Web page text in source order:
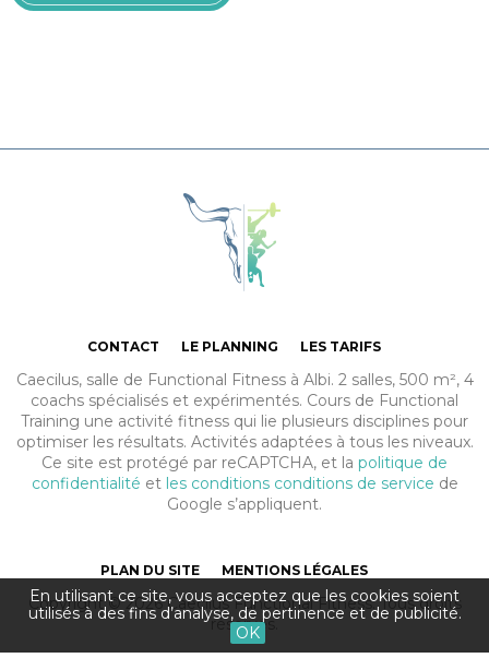
Caecilus Functional Fitness
CONTACT LE PLANNING LES TARIFS
Caecilus, salle de Functional Fitness à Albi. 2 salles, 500 m², 4
coachs spécialisés et expérimentés. Cours de Functional
Training une activité fitness qui lie plusieurs disciplines pour
optimiser les résultats. Activités adaptées à tous les niveaux.
Ce site est protégé par reCAPTCHA, et la politique de
confidentialité et les conditions conditions de service de
Google s’appliquent.
PLAN DU SITE MENTIONS LÉGALES
Copyright © 2026 Caecilus Functional Fitness. Tous droits
réservés.
En utilisant ce site, vous acceptez que les cookies soient
utilisés à des fins d’analyse, de pertinence et de publicité.
OK